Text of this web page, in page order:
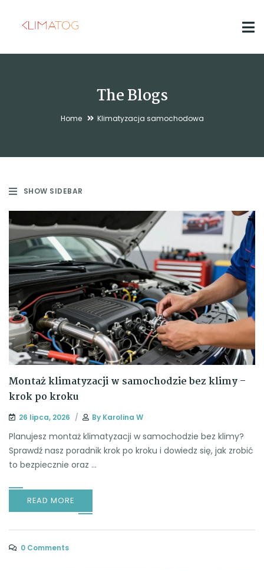
The Blogs
Home Klimatyzacja samochodowa
SHOW SIDEBAR
Montaż klimatyzacji w samochodzie bez klimy –
krok po kroku
26 lipca, 2026 By Karolina W
Planujesz montaż klimatyzacji w samochodzie bez klimy?
Sprawdź nasz poradnik krok po kroku i dowiedz się, jak zrobić
to bezpiecznie oraz ...
READ MORE
0 Comments